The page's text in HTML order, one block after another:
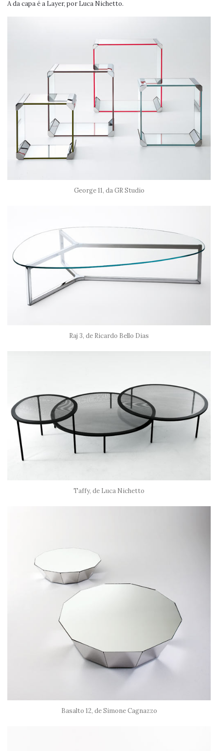
A da capa é a Layer, por Luca Nichetto.
George 11, da GR Studio
Raj 3, de Ricardo Bello Dias
Taffy, de Luca Nichetto
Basalto 12, de Simone Cagnazzo